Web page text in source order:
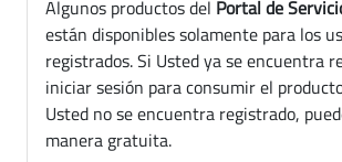
Algunos productos del Portal de
están disponibles solamente para los
registrados. Si Usted ya se encuentra
iniciar sesión para consumir el
Usted no se encuentra registrado,
manera gratuita.